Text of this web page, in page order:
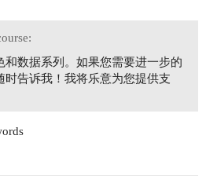
和数据系列。如果您需要进一步的
时告诉我！我将乐意为您提供支